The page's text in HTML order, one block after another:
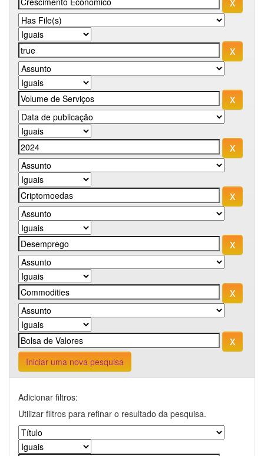
Iniciar uma nova pesquisa
Adicionar filtros:
Utilizar filtros para refinar o resultado da pesquisa.